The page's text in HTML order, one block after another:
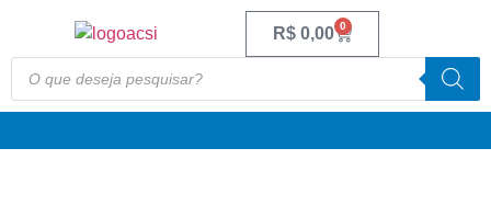
R$ 0,00 0